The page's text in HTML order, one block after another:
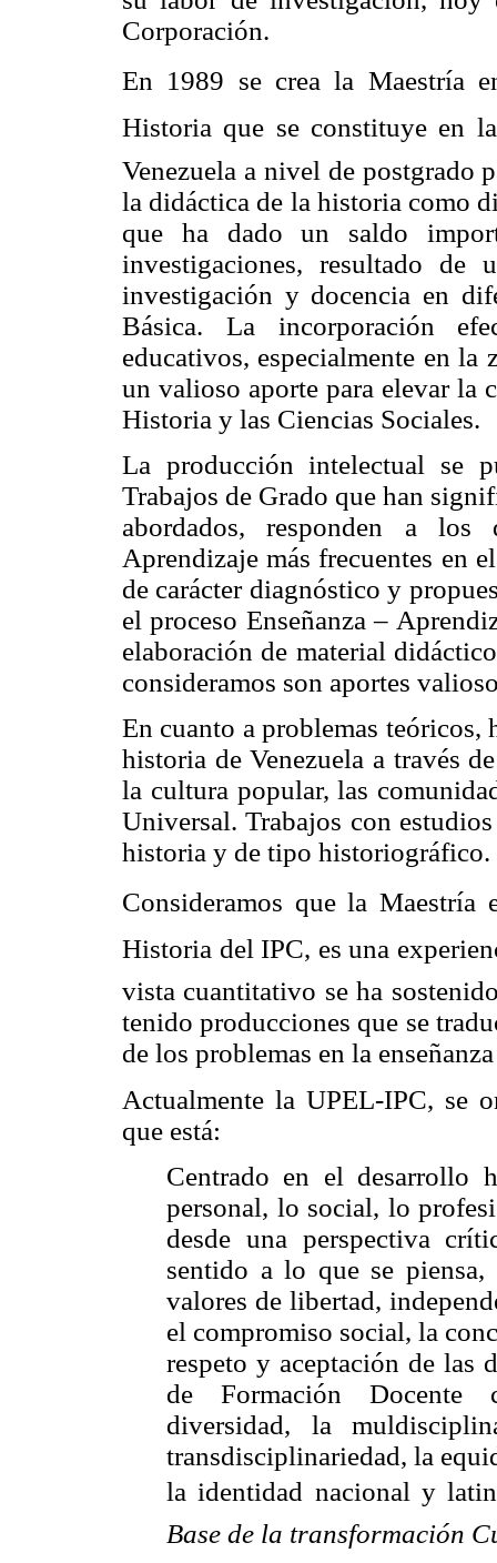
Corporación.
En 1989 se crea la Maestría
Historia que se constituye en
Venezuela a nivel de postgrado
la didáctica de la historia como
que ha dado un saldo
investigaciones, resultado
investigación y docencia en
Básica. La incorporación
educativos, especialmente en la
un valioso aporte para elevar la
Historia y las Ciencias Sociales.
La producción intelectual se
Trabajos de Grado que han
abordados, responden a los
Aprendizaje más frecuentes en
de carácter diagnóstico y
el proceso Enseñanza –
elaboración de material
consideramos son aportes
En cuanto a problemas teóricos,
historia de Venezuela a través
la cultura popular, las
Universal. Trabajos con
historia y de tipo historiográfico.
Consideramos que la Maestría
Historia del IPC, es una
vista cuantitativo se ha
tenido producciones que se
de los problemas en la
Actualmente la UPEL-IPC, se
que está:
Centrado en el desarrollo
personal, lo social, lo
desde una perspectiva
sentido a lo que se
valores de libertad,
el compromiso social, la
respeto y aceptación de las
de Formación Docente
diversidad, la
transdisciplinariedad, la
la identidad nacional y
Base de la transformación